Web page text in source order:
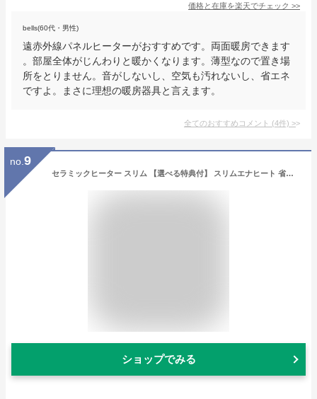
価格と在庫を楽天でチェック >>
bells(60代・男性)
遠赤外線パネルヒーターがおすすめです。両面暖房できます
。部屋全体がじんわりと暖かくなります。薄型なので置き場
所をとりません。音がしないし、空気も汚れないし、省エネ
ですよ。まさに理想の暖房器具と言えます。
全てのおすすめコメント (4件) >
no. 9
セラミックヒーター スリム 【選べる特典付】 スリムエナヒート 省エネ 大風量 温風 3段階 節約 節電 速暖 おしゃれ コンパクト 薄型 隙間収納 暖房器具 QUADS あったか 清潔 安全 リビング オフィス 寝室 キッチン トイレ 暖房 冬家電 かわいい シンプル インテリア 新生活
ショップでみる